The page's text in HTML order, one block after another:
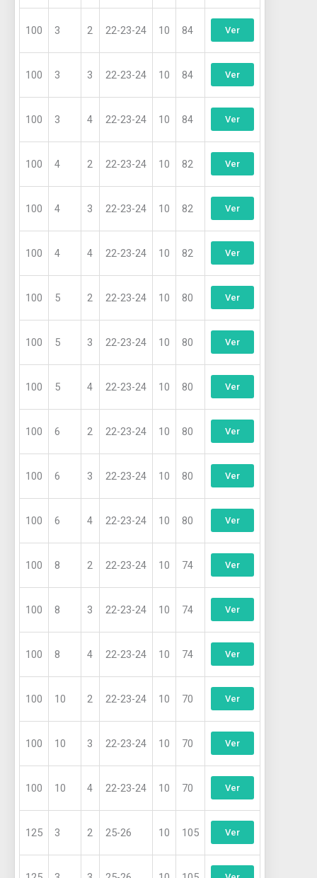
100 3 2 22-23-24 10 84 Ver
100 3 3 22-23-24 10 84 Ver
100 3 4 22-23-24 10 84 Ver
100 4 2 22-23-24 10 82 Ver
100 4 3 22-23-24 10 82 Ver
100 4 4 22-23-24 10 82 Ver
100 5 2 22-23-24 10 80 Ver
100 5 3 22-23-24 10 80 Ver
100 5 4 22-23-24 10 80 Ver
100 6 2 22-23-24 10 80 Ver
100 6 3 22-23-24 10 80 Ver
100 6 4 22-23-24 10 80 Ver
100 8 2 22-23-24 10 74 Ver
100 8 3 22-23-24 10 74 Ver
100 8 4 22-23-24 10 74 Ver
100 10 2 22-23-24 10 70 Ver
100 10 3 22-23-24 10 70 Ver
100 10 4 22-23-24 10 70 Ver
125 3 2 25-26 10 105 Ver